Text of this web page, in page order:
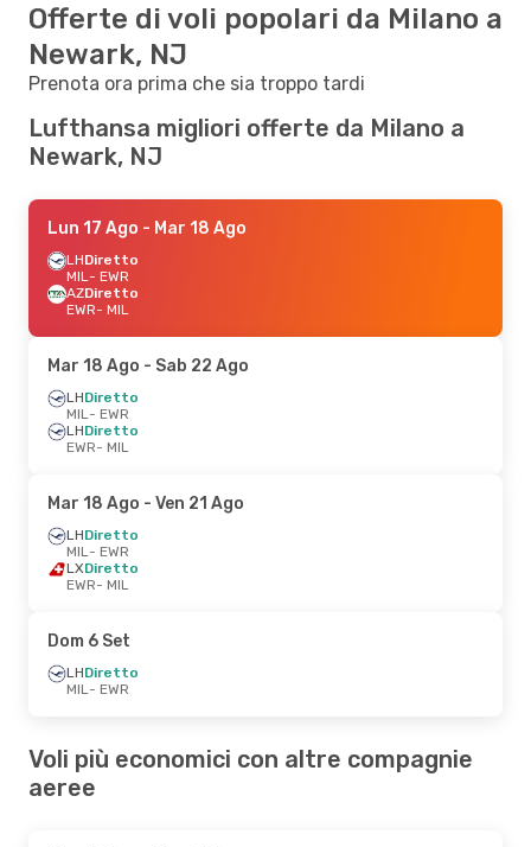
Offerte di voli popolari da Milano a
Newark, NJ
Prenota ora prima che sia troppo tardi
Lufthansa migliori offerte da Milano a
Newark, NJ
Lun 17 Ago - Mar 18 Ago
LHDiretto
MIL- EWR
AZDiretto
EWR- MIL
Mar 18 Ago - Sab 22 Ago
LHDiretto
MIL- EWR
LHDiretto
EWR- MIL
Mar 18 Ago - Ven 21 Ago
LHDiretto
MIL- EWR
LXDiretto
EWR- MIL
Dom 6 Set
LHDiretto
MIL- EWR
Voli più economici con altre compagnie
aeree